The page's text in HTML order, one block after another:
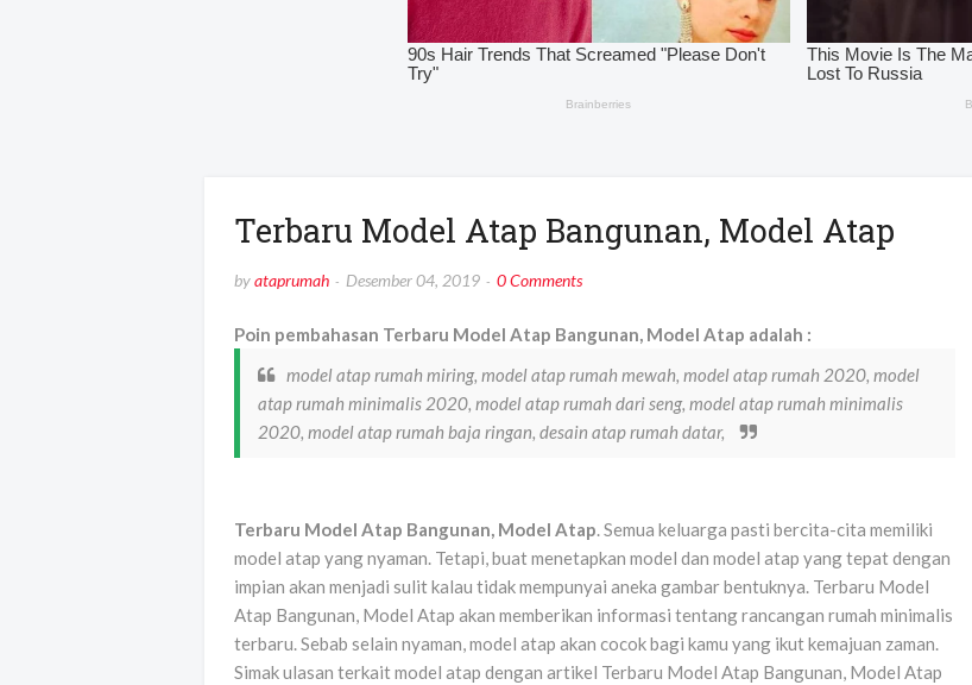
Terbaru Model Atap Bangunan, Model Atap
byataprumah Desember 04, 2019 0 Comments
Poin pembahasan Terbaru Model Atap Bangunan, Model Atap adalah :
model atap rumah miring, model atap rumah mewah, model atap rumah 2020, model
atap rumah minimalis 2020, model atap rumah dari seng, model atap rumah minimalis
2020, model atap rumah baja ringan, desain atap rumah datar,
Terbaru Model Atap Bangunan, Model Atap. Semua keluarga pasti bercita-cita memiliki
model atap yang nyaman. Tetapi, buat menetapkan model dan model atap yang tepat dengan
impian akan menjadi sulit kalau tidak mempunyai aneka gambar bentuknya. Terbaru Model
Atap Bangunan, Model Atap akan memberikan informasi tentang rancangan rumah minimalis
terbaru. Sebab selain nyaman, model atap akan cocok bagi kamu yang ikut kemajuan zaman.
Simak ulasan terkait model atap dengan artikel Terbaru Model Atap Bangunan, Model Atap